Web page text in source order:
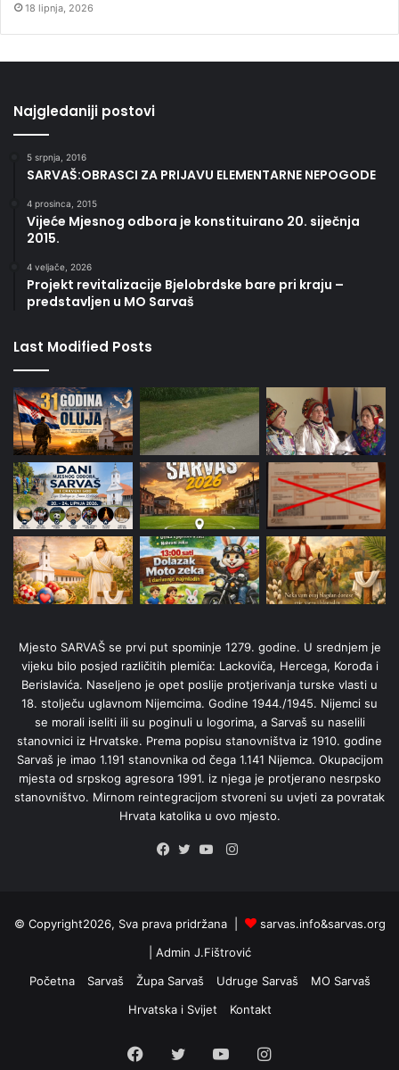
18 lipnja, 2026
Najgledaniji postovi
5 srpnja, 2016
SARVAŠ:OBRASCI ZA PRIJAVU ELEMENTARNE NEPOGODE
4 prosinca, 2015
Vijeće Mjesnog odbora je konstituirano 20. siječnja
2015.
4 veljače, 2026
Projekt revitalizacije Bjelobrdske bare pri kraju –
predstavljen u MO Sarvaš
Last Modified Posts
Mjesto SARVAŠ se prvi put spominje 1279. godine. U srednjem je
vijeku bilo posjed različitih plemiča: Lackoviča, Hercega, Korođa i
Berislavića. Naseljeno je opet poslije protjerivanja turske vlasti u
18. stolječu uglavnom Nijemcima. Godine 1944./1945. Nijemci su
se morali iseliti ili su poginuli u logorima, a Sarvaš su naselili
stanovnici iz Hrvatske. Prema popisu stanovništva iz 1910. godine
Sarvaš je imao 1.191 stanovnika od čega 1.141 Nijemca. Okupacijom
mjesta od srpskog agresora 1991. iz njega je protjerano nesrpsko
stanovništvo. Mirnom reintegracijom stvoreni su uvjeti za povratak
Hrvata katolika u ovo mjesto.
Instagram
© Copyright2026, Sva prava pridržana |
sarvas.info&sarvas.org
| Admin J.Fištrović
Početna
Sarvaš Župa Sarvaš Udruge Sarvaš
MO Sarvaš
Hrvatska i Svijet
Kontakt
Facebook
Twitter YouTubeInstagram